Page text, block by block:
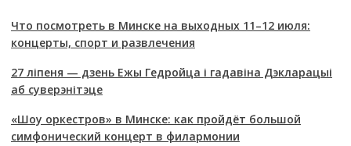
Что посмотреть в Минске на выходных 11–12 июля:
концерты, спорт и развлечения
27 ліпеня — дзень Ежы Гедройца і гадавіна Дэкларацыі
аб суверэнітэце
«Шоу оркестров» в Минске: как пройдёт большой
симфонический концерт в филармонии